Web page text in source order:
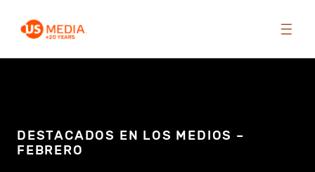
DESTACADOS EN LOS MEDIOS –
FEBRERO